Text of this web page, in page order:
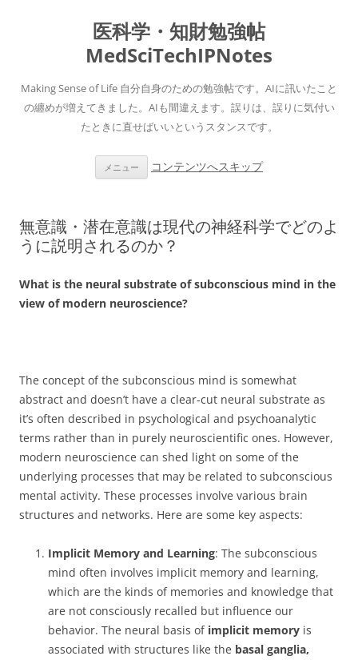
医科学・知財勉強帖
MedSciTechIPNotes
Making Sense of Life 自分自身のための勉強帖です。AIに訊いたこと
の纏めが増えてきました。AIも間違えます。誤りは、誤りに気付い
たときに直せばいいというスタンスです。
メニュー コンテンツへスキップ
無意識・潜在意識は現代の神経科学でどのよ
うに説明されるのか？
What is the neural substrate of subconscious mind in the
view of modern neuroscience?
The concept of the subconscious mind is somewhat
abstract and doesn’t have a clear-cut neural substrate as
it’s often described in psychological and psychoanalytic
terms rather than in purely neuroscientific ones. However,
modern neuroscience can shed light on some of the
underlying processes that may be related to subconscious
mental activity. These processes involve various brain
structures and networks. Here are some key aspects:
Implicit Memory and Learning: The subconscious
mind often involves implicit memory and learning,
which are the kinds of memories and knowledge that
are not consciously recalled but influence our
behavior. The neural basis of implicit memory is
associated with structures like the basal ganglia,